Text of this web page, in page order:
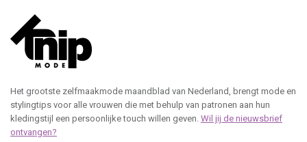
Het grootste zelfmaakmode maandblad van Nederland, brengt mode en
stylingtips voor alle vrouwen die met behulp van patronen aan hun
kledingstijl een persoonlijke touch willen geven. Wil jij de nieuwsbrief
ontvangen?